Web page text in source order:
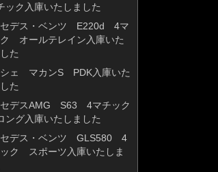
ック入庫いたしました
セデス・ベンツ E220d 4マ
オールテレイン入庫いた
た
ェ マカンS PDK入庫いた
た
セデスAMG S63 4マチック
グ入庫いたしました
セデス・ベンツ GLS580 4
ク スポーツ入庫いたしま